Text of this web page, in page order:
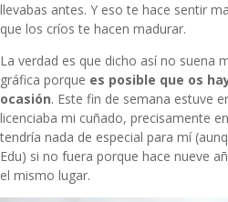
llevabas antes. Y eso te hace sentir
que los críos te hacen madurar.
La verdad es que dicho así no suena
gráfica porque es posible que os
ocasión. Este fin de semana estuve
licenciaba mi cuñado, precisamente
tendría nada de especial para mí
Edu) si no fuera porque hace nueve
el mismo lugar.